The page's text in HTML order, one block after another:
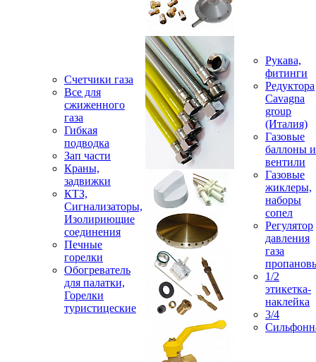
Счетчики газа
Все для
сжиженного
газа
Гибкая
подводка
Зап части
Краны,
задвижки
КТЗ,
Сигнализаторы,
Изолириющие
соединения
Печные
горелки
Обогреватель
для палатки,
Горелки
туристицеские
Рукава,
фитинги
Редуктора
Cavagna
group
(Италия)
Газовые
баллоны и
вентили
Газовые
жиклеры,
наборы
сопел
Регулятор
давления
газа
1/2
этикетка-
наклейка
3/4